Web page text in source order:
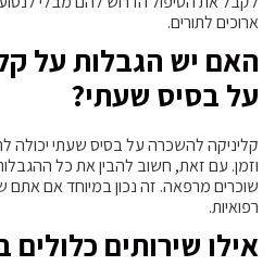
ארוכים לתורים.
האם יש הגבלות על
על בסיס שעתי?
קליניקה להשכרה על בסיס שעתי יכולה
וזמן. עם זאת, חשוב להבין את כל
שוכרים מרפאה. זה נכון במיוחד אם
רפואיות.
אילו שירותים